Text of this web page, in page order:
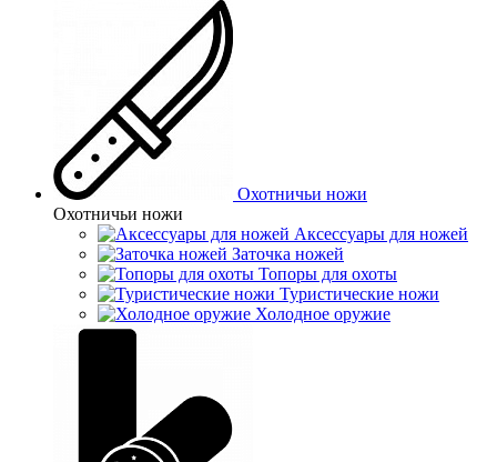
Охотничьи ножи
Охотничьи ножи
Аксессуары для ножей
Заточка ножей
Топоры для охоты
Туристические ножи
Холодное оружие